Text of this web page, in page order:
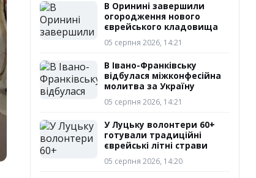
В Оринині завершили
огородження нового
єврейського кладовища
05 серпня 2026, 14:21
В Івано-Франківську
відбулася міжконфесійна
молитва за Україну
05 серпня 2026, 14:21
У Луцьку волонтери 60+
готували традиційні
єврейські літні страви
05 серпня 2026, 14:20